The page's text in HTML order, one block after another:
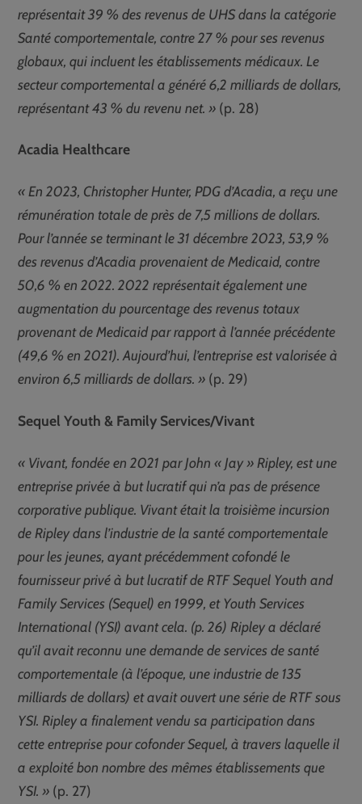
représentait 39 % des revenus de UHS dans la catégorie
Santé comportementale, contre 27 % pour ses revenus
globaux, qui incluent les établissements médicaux. Le
secteur comportemental a généré 6,2 milliards de dollars,
représentant 43 % du revenu net. » (p. 28)
Acadia Healthcare
« En 2023, Christopher Hunter, PDG d’Acadia, a reçu une
rémunération totale de près de 7,5 millions de dollars.
Pour l’année se terminant le 31 décembre 2023, 53,9 %
des revenus d’Acadia provenaient de Medicaid, contre
50,6 % en 2022. 2022 représentait également une
augmentation du pourcentage des revenus totaux
provenant de Medicaid par rapport à l’année précédente
(49,6 % en 2021). Aujourd’hui, l’entreprise est valorisée à
environ 6,5 milliards de dollars. » (p. 29)
Sequel Youth & Family Services/Vivant
« Vivant, fondée en 2021 par John « Jay » Ripley, est une
entreprise privée à but lucratif qui n’a pas de présence
corporative publique. Vivant était la troisième incursion
de Ripley dans l’industrie de la santé comportementale
pour les jeunes, ayant précédemment cofondé le
fournisseur privé à but lucratif de RTF Sequel Youth and
Family Services (Sequel) en 1999, et Youth Services
International (YSI) avant cela. (p. 26) Ripley a déclaré
qu’il avait reconnu une demande de services de santé
comportementale (à l’époque, une industrie de 135
milliards de dollars) et avait ouvert une série de RTF sous
YSI. Ripley a finalement vendu sa participation dans
cette entreprise pour cofonder Sequel, à travers laquelle il
a exploité bon nombre des mêmes établissements que
YSI. » (p. 27)